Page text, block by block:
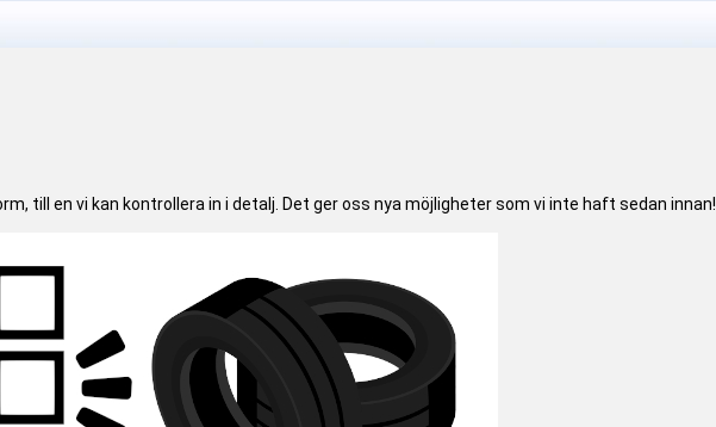
till en vi kan kontrollera in i detalj. Det ger oss nya möjligheter som vi inte haft sedan innan!